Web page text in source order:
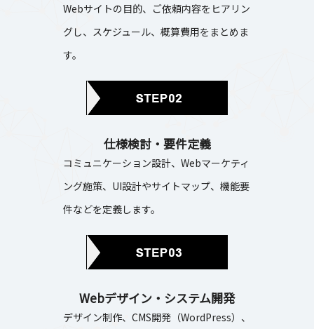
Webサイトの目的、ご依頼内容をヒアリン
グし、スケジュール、概算費用をまとめま
す。
仕様検討・要件定義
コミュニケーション設計、Webマーケティ
ング施策、UI設計やサイトマップ、機能要
件などを定義します。
Webデザイン・システム開発
デザイン制作、CMS開発（WordPress）、